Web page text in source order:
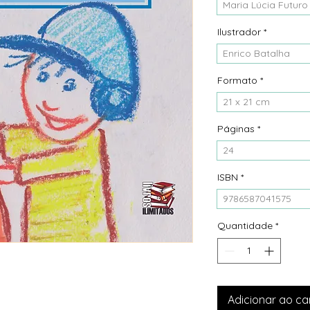
Maria Lúcia Futuro
Ilustrador *
Enrico Batalha
Formato *
21 x 21 cm
Páginas *
24
ISBN *
9786587041575
Quantidade *
Adicionar ao